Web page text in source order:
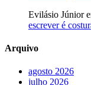
Evilásio Júnior
escrever é
Arquivo
agosto 2026
julho 2026